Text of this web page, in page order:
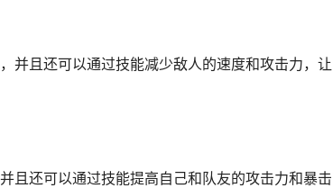
并且还可以通过技能减少敌人的速度和攻击力，让
且还可以通过技能提高自己和队友的攻击力和暴击